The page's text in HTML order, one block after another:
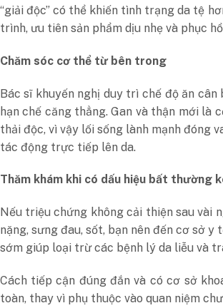
“giải độc” có thể khiến tình trạng da tệ
trình, ưu tiên sản phẩm dịu nhẹ và phục
Chăm sóc cơ thể từ bên trong
Bác sĩ khuyến nghị duy trì chế độ ăn cân
hạn chế căng thẳng. Gan và thận mới là
thải độc, vì vậy lối sống lành mạnh đóng
tác động trực tiếp lên da.
Thăm khám khi có dấu hiệu bất thường
Nếu triệu chứng không cải thiện sau vài
nặng, sưng đau, sốt, bạn nên đến cơ sở
sớm giúp loại trừ các bệnh lý da liễu và
Cách tiếp cận đúng đắn và có cơ sở
toàn, thay vì phụ thuộc vào quan niệm